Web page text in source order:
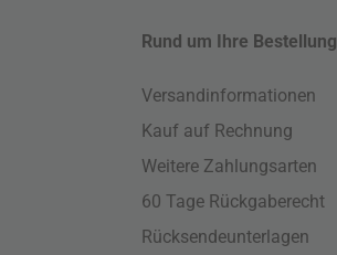
Rund um Ihre Bestellung
Versandinformationen
Kauf auf Rechnung
Weitere Zahlungsarten
60 Tage Rückgaberecht
Rücksendeunterlagen